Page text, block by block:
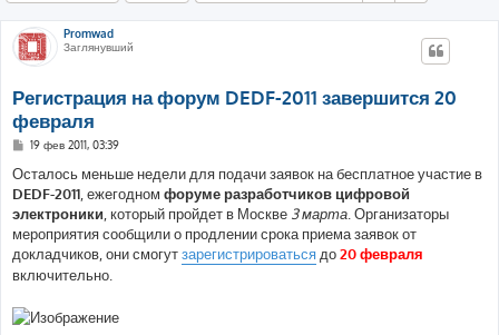
Promwad
Заглянувший
Регистрация на форум DEDF-2011 завершится 20
февраля
С
о
б
щ
е
н
и
е
19 фев 2011, 03:39
Осталось меньше недели для подачи заявок на бесплатное участие в
DEDF-2011 , ежегодном форуме разработчиков цифровой
электроники , который пройдет в Москве 3 марта . Организаторы
мероприятия сообщили о продлении срока приема заявок от
докладчиков, они смогутзарегистрироваться до20 февраля
включительно.